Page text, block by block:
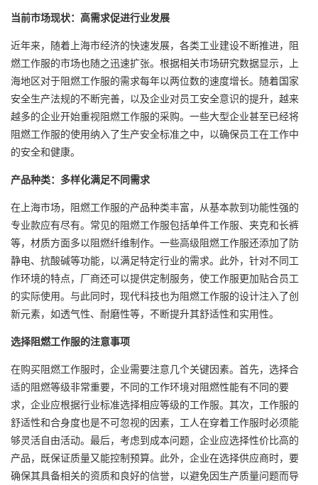
当前市场现状：高需求促进行业发展
近年来，随着上海市经济的快速发展，各类工业建设不断推进，阻
燃工作服的市场也随之迅速扩张。根据相关市场研究数据显示，上
海地区对于阻燃工作服的需求每年以两位数的速度增长。随着国家
安全生产法规的不断完善，以及企业对员工安全意识的提升，越来
越多的企业开始重视阻燃工作服的采购。一些大型企业甚至已经将
阻燃工作服的使用纳入了生产安全标准之中，以确保员工在工作中
的安全和健康。
产品种类：多样化满足不同需求
在上海市场，阻燃工作服的产品种类丰富，从基本款到功能性强的
专业款应有尽有。常见的阻燃工作服包括单件工作服、夹克和长裤
等，材质方面多以阻燃纤维制作。一些高级阻燃工作服还添加了防
静电、抗酸碱等功能，以满足特定行业的需求。此外，针对不同工
作环境的特点，厂商还可以提供定制服务，使工作服更加贴合员工
的实际使用。与此同时，现代科技也为阻燃工作服的设计注入了创
新元素，如透气性、耐磨性等，不断提升其舒适性和实用性。
选择阻燃工作服的注意事项
在购买阻燃工作服时，企业需要注意几个关键因素。首先，选择合
适的阻燃等级非常重要，不同的工作环境对阻燃性能有不同的要
求，企业应根据行业标准选择相应等级的工作服。其次，工作服的
舒适性和合身度也是不可忽视的因素，工人在穿着工作服时必须能
够灵活自由活动。最后，考虑到成本问题，企业应选择性价比高的
产品，既保证质量又能控制预算。此外，企业在选择供应商时，要
确保其具备相关的资质和良好的信誉，以避免因生产质量问题而导